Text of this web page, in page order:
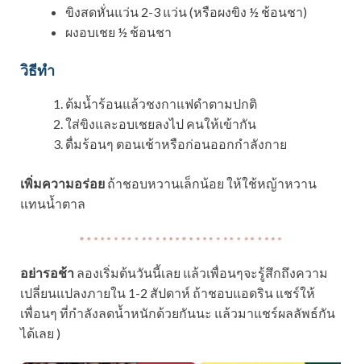
ขิงสดหั่นแว่น 2-3 แว่น (หรือผงขิง ½ ช้อนชา)
ผงอบเชย ½ ช้อนชา
วิธีทำ
ต้มน้ำร้อนแล้วชงกาแฟดำตามปกติ
ใส่ขิงและอบเชยลงไป คนให้เข้ากัน
ดื่มร้อนๆ ตอนเช้าหรือก่อนออกกำลังกาย
เพิ่มความอร่อย ถ้าชอบหวานเล็กน้อย ให้ใช้หญ้าหวาน
แทนน้ำตาล
อย่ารอช้า ลองเริ่มต้นวันนี้เลย แล้วเพื่อนๆจะรู้สึกถึงความ
เปลี่ยนแปลงภายใน 1-2 สัปดาห์ ถ้าชอบแอดริน แชร์ให้
เพื่อนๆ ที่กำลังลดน้ำหนักด้วยกันนะ แล้วมาแชร์ผลลัพธ์กัน
ได้เลย )